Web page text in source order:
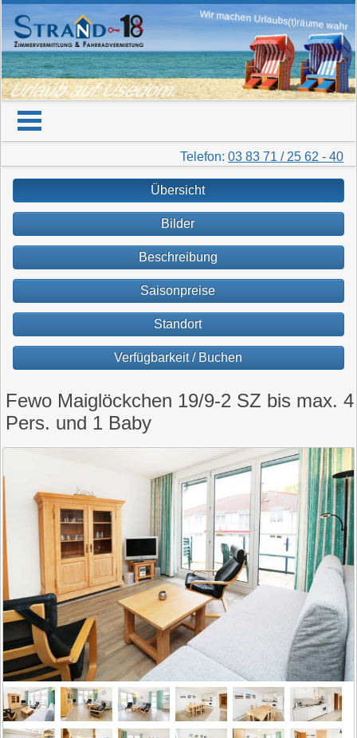
Wir machen Urlaubs(t)räume wahr
Urlaub auf Usedom
Telefon: 03 83 71 / 25 62 - 40
Übersicht
Bilder
Beschreibung
Saisonpreise
Standort
Verfügbarkeit / Buchen
Fewo Maiglöckchen 19/9-2 SZ bis max. 4
Pers. und 1 Baby